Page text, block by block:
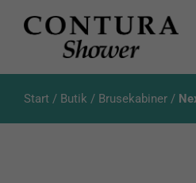
Start/ Butik / Brusekabiner/